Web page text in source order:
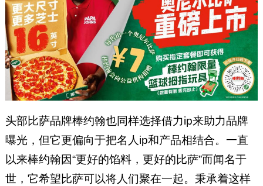
头部比萨品牌棒约翰也同样选择借力ip来助力品牌
曝光，但它更偏向于把名人ip和产品相结合。一直
以来棒约翰因“更好的馅料，更好的比萨”而闻名于
世，它希望比萨可以将人们聚在一起。秉承着这样